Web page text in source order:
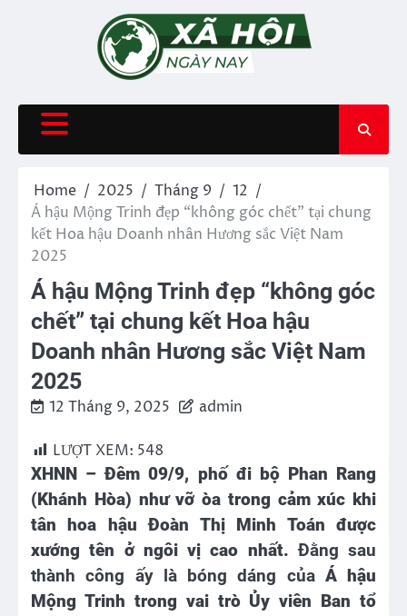
Home 2025 Tháng 9
12
Á hậu Mộng Trinh đẹp “không góc chết” tại chung
kết Hoa hậu Doanh nhân Hương sắc Việt Nam
2025
Á hậu Mộng Trinh đẹp “không góc
chết” tại chung kết Hoa hậu
Doanh nhân Hương sắc Việt Nam
2025
12 Tháng 9, 2025 admin
LƯỢT XEM: 548
XHNN – Đêm 09/9, phố đi bộ Phan Rang
(Khánh Hòa) như vỡ òa trong cảm xúc khi
tân hoa hậu Đoàn Thị Minh Toán được
xướng tên ở ngôi vị cao nhất. Đằng sau
thành công ấy là bóng dáng của Á hậu
Mộng Trinh trong vai trò Ủy viên Ban tổ